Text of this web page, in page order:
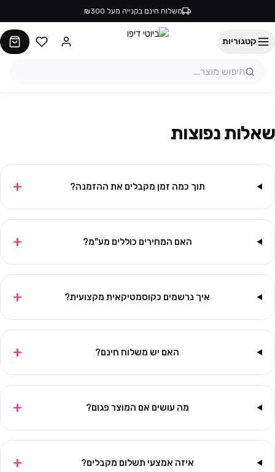
משלוח חינם בקנייה מעל ₪300
קטגוריות
שאלות נפוצות
תוך כמה זמן מקבלים את ההזמנה? +
האם המחירים כוללים מע"מ? +
איך נרשמים כקוסמטיקאית מקצועית? +
האם יש משלוח חינם? +
מה עושים אם המוצר פגום? +
איזה אמצעי תשלום מקבלים? +